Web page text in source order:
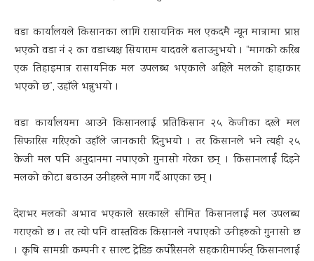
वडा कार्यालयले किसानका लागि रासायनिक मल एकदमै न्यून मात्रामा प्राप्त
भएको वडा नं २ का वडाध्यक्ष सियाराम यादवले बताउनुभयो । “मागको करिब
एक तिहाइमात्र रासायनिक मल उपलब्ध भएकाले अहिले मलको हाहाकार
भएको छ”, उहाँले भन्नुभयो ।
वडा कार्यालयमा आउने किसानलाई प्रतिकिसान २५ केजीका दरले मल
सिफारिस गरिएको उहाँले जानकारी दिनुभयो । तर किसानले भने त्यही २५
केजी मल पनि अनुदानमा नपाएको गुनासो गरेका छन् । किसानलार्ई दिइने
मलको कोटा बढाउन उनीहरुले माग गर्दै आएका छन् ।
देशभर मलको अभाव भएकाले सरकारले सीमित किसानलाई मल उपलब्ध
गराएको छ । तर त्यो पनि वास्तविक किसानले नपाएको उनीहरुको गुनासो छ
। कृषि सामग्री कम्पनी र साल्ट ट्रेडिङ कर्पोरेसनले सहकारीमार्फत् किसानलाई